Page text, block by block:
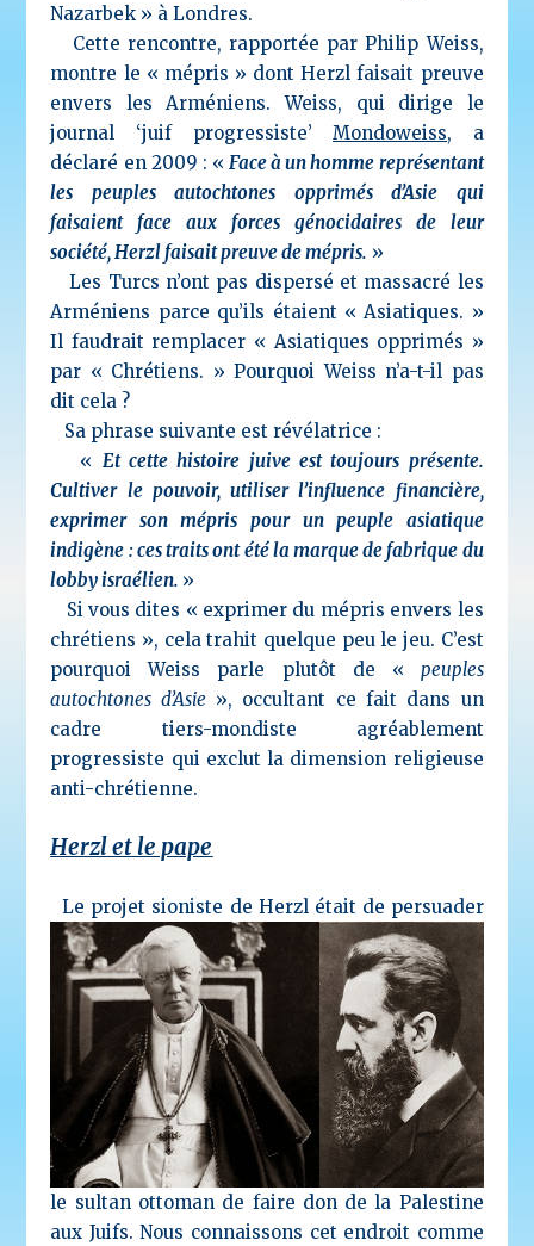
Nazarbek » à Londres.
Cette rencontre, rapportée par Philip Weiss,
montre le « mépris » dont Herzl faisait preuve
envers les Arméniens. Weiss, qui dirige le
journal ‘juif progressiste’Mondoweiss, a
déclaré en 2009 : «Face à un homme représentant
les peuples autochtones opprimés d’Asie qui
faisaient face aux forces génocidaires de leur
société, Herzl faisait preuve de mépris. »
Les Turcs n’ont pas dispersé et massacré les
Arméniens parce qu’ils étaient « Asiatiques. »
Il faudrait remplacer « Asiatiques opprimés »
par « Chrétiens. » Pourquoi Weiss n’a-t-il pas
dit cela ?
Sa phrase suivante est révélatrice :
« Et cette histoire juive est toujours présente.
Cultiver le pouvoir, utiliser l’influence financière,
exprimer son mépris pour un peuple asiatique
indigène : ces traits ont été la marque de fabrique du
lobby israélien. »
Si vous dites « exprimer du mépris envers les
chrétiens », cela trahit quelque peu le jeu. C’est
pourquoi Weiss parle plutôt de « peuples
autochtones d’Asie », occultant ce fait dans un
cadre tiers-mondiste agréablement
progressiste qui exclut la dimension religieuse
anti-chrétienne.
Herzl et le pape
Le projet sioniste de Herzl était de persuader
le sultan ottoman de faire don de la Palestine
aux Juifs. Nous connaissons cet endroit comme